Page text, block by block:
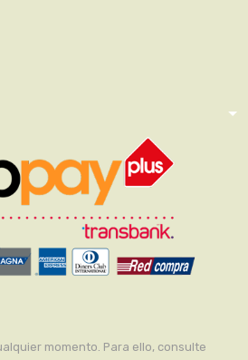
momento. Para ello, consulte